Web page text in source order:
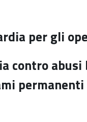
per gli
contro abusi
permanenti